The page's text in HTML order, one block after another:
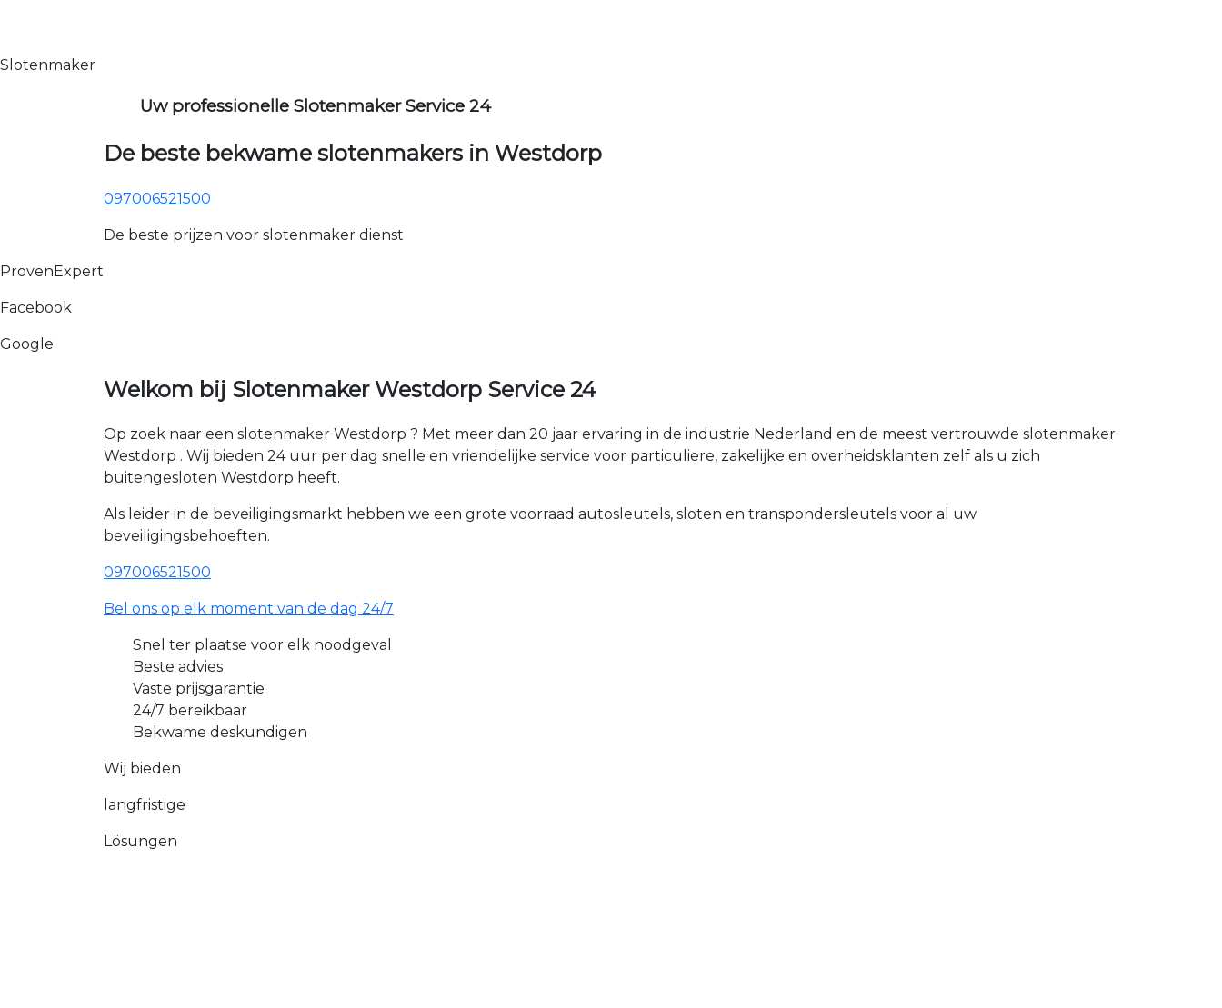
Slotenmaker
Uw professionelle Slotenmaker Service 24
De beste bekwame slotenmakers in Westdorp
097006521500
De beste prijzen voor slotenmaker dienst
ProvenExpert
Facebook
Google
Welkom bij Slotenmaker Westdorp Service 24
Op zoek naar een slotenmaker Westdorp ? Met meer dan 20 jaar ervaring in de industrie Nederland en de meest vertrouwde slotenmaker
Westdorp . Wij bieden 24 uur per dag snelle en vriendelijke service voor particuliere, zakelijke en overheidsklanten zelf als u zich
buitengesloten Westdorp heeft.
Als leider in de beveiligingsmarkt hebben we een grote voorraad autosleutels, sloten en transpondersleutels voor al uw
beveiligingsbehoeften.
097006521500
Bel ons op elk moment van de dag 24/7
Snel ter plaatse voor elk noodgeval
Beste advies
Vaste prijsgarantie
24/7 bereikbaar
Bekwame deskundigen
Wij bieden
langfristige
Lösungen